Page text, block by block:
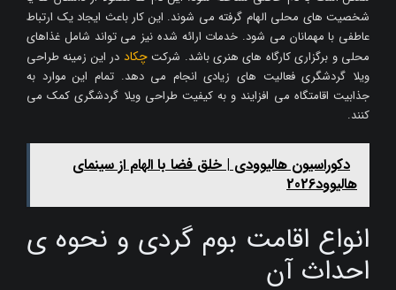
شخصیت های محلی الهام گرفته می شوند. این کار باعث ایجاد یک ارتباط
عاطفی با مهمانان می شود. خدمات ارائه شده نیز می تواند شامل غذاهای
محلی و برگزاری کارگاه های هنری باشد. شرکتچکاد در این زمینه طراحی
ویلا گردشگری فعالیت های زیادی انجام می دهد. تمام این موارد به
جذابیت اقامتگاه می افزایند و به کیفیت طراحی ویلا گردشگری کمک می
کنند.
دکوراسیون هالیوودی | خلق فضا با الهام از سینمای
هالیوود2026
انواع اقامت بوم گردی و نحوه ی
احداث آن